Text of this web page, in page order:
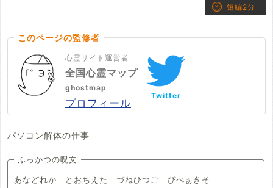
短編2分
このページの監修者
心霊サイト運営者
全国心霊マップ
ghostmap
プロフィール
Twitter
パソコン解体の仕事
ふっかつの呪文
あなどれか とおちえた づねひつご ぴべぁきそ